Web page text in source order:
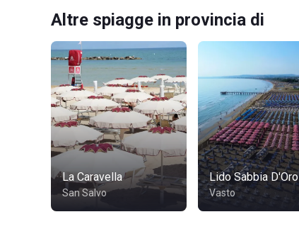
Altre spiagge in provincia di
La Caravella
San Salvo
Lido Sabbia D'Oro
Vasto